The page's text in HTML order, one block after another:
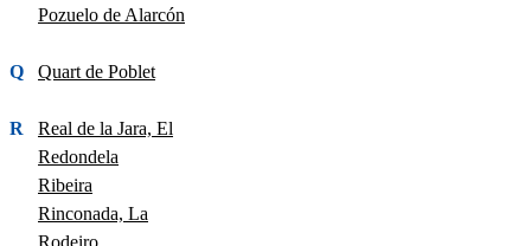
Pozuelo de Alarcón
Q Quart de Poblet
R
Real de la Jara, El
Redondela
Ribeira
Rinconada, La
Rodeiro